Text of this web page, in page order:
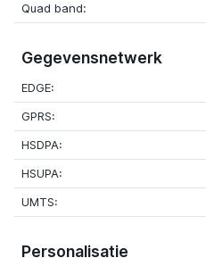
Quad band:
Gegevensnetwerk
EDGE:
GPRS:
HSDPA:
HSUPA:
UMTS:
Personalisatie